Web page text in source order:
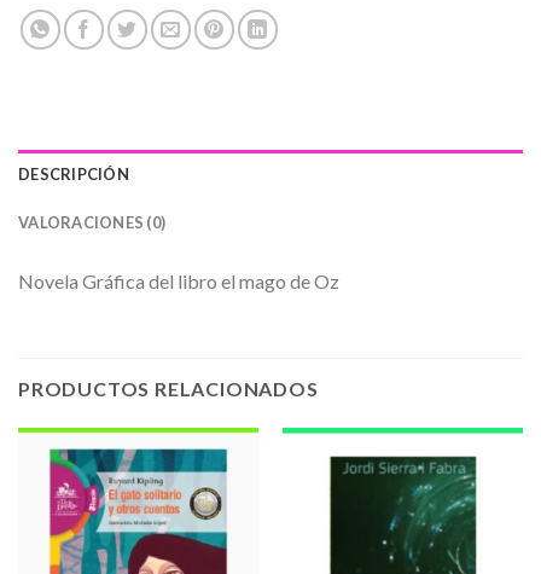
DESCRIPCIÓN
VALORACIONES (0)
Novela Gráfica del libro el mago de Oz
PRODUCTOS RELACIONADOS